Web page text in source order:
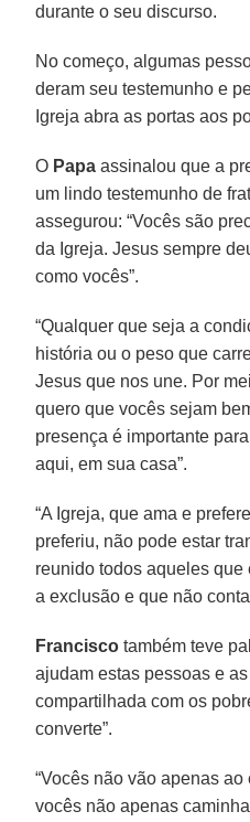
durante o seu discurso.
No começo, algumas
deram seu testemunho e
Igreja abra as portas aos
O Papa assinalou que a
um lindo testemunho de
assegurou: “Vocês são
da Igreja. Jesus sempre
como vocês”.
“Qualquer que seja a
história ou o peso que
Jesus que nos une. Por
quero que vocês sejam
presença é importante
aqui, em sua casa”.
“A Igreja, que ama e
preferiu, não pode estar
reunido todos aqueles
a exclusão e que não
Francisco também teve
ajudam estas pessoas e
compartilhada com os
converte”.
“Vocês não vão apenas
vocês não apenas